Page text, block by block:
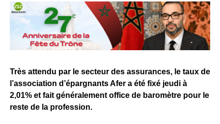
Très attendu par le secteur des assurances, le taux de
l’association d’épargnants Afer a été fixé jeudi à
2,01% et fait généralement office de baromètre pour le
reste de la profession.